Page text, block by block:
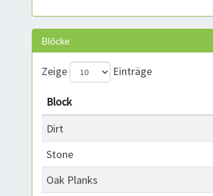
Blöcke
Zeige Einträge
Block
Dirt
Stone
Oak Planks